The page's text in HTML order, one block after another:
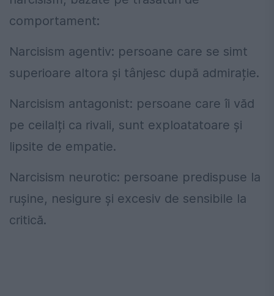
comportament:
Narcisism agentiv: persoane care se simt
superioare altora și tânjesc după admirație.
Narcisism antagonist: persoane care îi văd
pe ceilalți ca rivali, sunt exploatatoare și
lipsite de empatie.
Narcisism neurotic: persoane predispuse la
rușine, nesigure și excesiv de sensibile la
critică.